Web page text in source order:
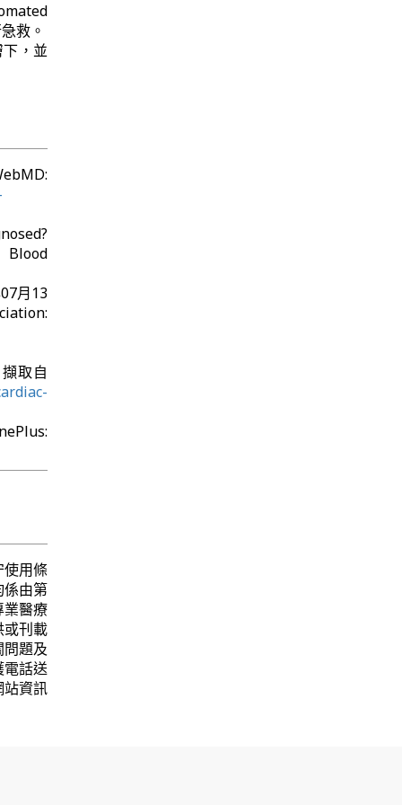
救。
，並
月13
取自
使用條
由第
醫療
刊載
題及
話送
資訊